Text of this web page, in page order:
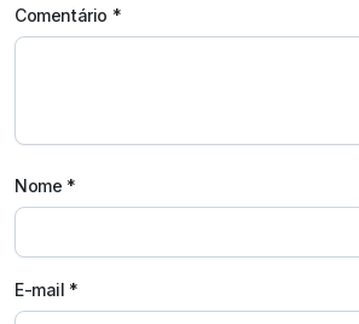
Comentário *
Nome *
E-mail *